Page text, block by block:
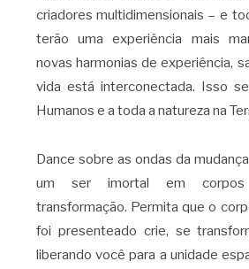
criadores multidimensionais – e
terão uma experiência mais
novas harmonias de experiência,
vida está interconectada. Isso
Humanos e a toda a natureza na
Dance sobre as ondas da
um ser imortal em corpos
transformação. Permita que o
foi presenteado crie, se
liberando você para a unidade